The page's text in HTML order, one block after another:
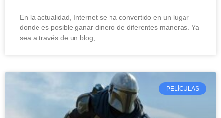
En la actualidad, Internet se ha convertido en un lugar
donde es posible ganar dinero de diferentes maneras. Ya
sea a través de un blog,
PELÍCULAS